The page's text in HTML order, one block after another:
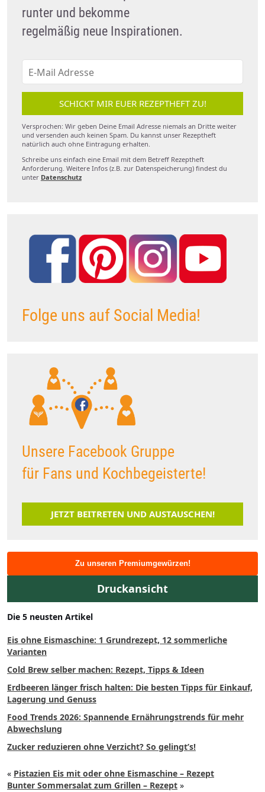
runter und bekomme
regelmäßig neue Inspirationen.
SCHICKT MIR EUER REZEPTHEFT ZU!
Versprochen: Wir geben Deine Email Adresse niemals an Dritte weiter
und versenden auch keinen Spam. Du kannst unser Rezeptheft
natürlich auch ohne Eintragung erhalten.
Schreibe uns einfach eine Email mit dem Betreff Rezeptheft
Anforderung. Weitere Infos (z.B. zur Datenspeicherung) findest du
unter Datenschutz
Folge uns auf Social Media!
Unsere Facebook Gruppe
für Fans und Kochbegeisterte!
JETZT BEITRETEN UND AUSTAUSCHEN!
Zu unseren Premiumgewürzen!
Druckansicht
Die 5 neusten Artikel
Eis ohne Eismaschine: 1 Grundrezept, 12 sommerliche
Varianten
Cold Brew selber machen: Rezept, Tipps & Ideen
Erdbeeren länger frisch halten: Die besten Tipps für Einkauf,
Lagerung und Genuss
Food Trends 2026: Spannende Ernährungstrends für mehr
Abwechslung
Zucker reduzieren ohne Verzicht? So gelingt’s!
« Pistazien Eis mit oder ohne Eismaschine – Rezept
Bunter Sommersalat zum Grillen – Rezept »